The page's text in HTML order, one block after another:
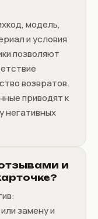
модель,
и условия
позволяют
возвратов.
приводят к
негативных
и
замену и